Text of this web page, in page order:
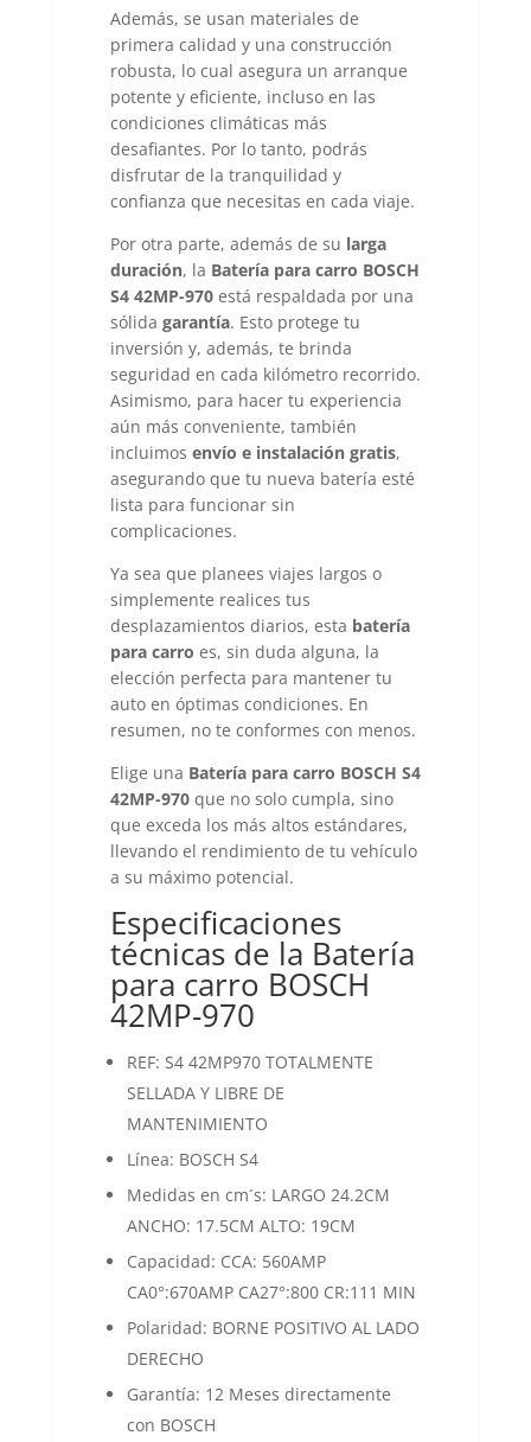
Además, se usan materiales de
primera calidad y una construcción
robusta, lo cual asegura un arranque
potente y eficiente, incluso en las
condiciones climáticas más
desafiantes. Por lo tanto, podrás
disfrutar de la tranquilidad y
confianza que necesitas en cada viaje.
Por otra parte, además de su larga
duración, la Batería para carro BOSCH
S4 42MP-970está respaldada por una
sólida garantía. Esto protege tu
inversión y, además, te brinda
seguridad en cada kilómetro recorrido.
Asimismo, para hacer tu experiencia
aún más conveniente, también
incluimos envío e instalación gratis,
asegurando que tu nueva batería esté
lista para funcionar sin
complicaciones.
Ya sea que planees viajes largos o
simplemente realices tus
desplazamientos diarios, esta batería
para carro es, sin duda alguna, la
elección perfecta para mantener tu
auto en óptimas condiciones. En
resumen, no te conformes con menos.
Elige una Batería para carro BOSCH S4
42MP-970que no solo cumpla, sino
que exceda los más altos estándares,
llevando el rendimiento de tu vehículo
a su máximo potencial.
Especificaciones
técnicas de la Batería
para carro BOSCH
42MP-970
REF: S4 42MP970 TOTALMENTE
SELLADA Y LIBRE DE
MANTENIMIENTO
Línea: BOSCH S4
Medidas en cm´s: LARGO 24.2CM
ANCHO: 17.5CM ALTO: 19CM
Capacidad: CCA: 560AMP
CA0°:670AMP CA27°:800 CR:111 MIN
Polaridad: BORNE POSITIVO AL LADO
DERECHO
Garantía: 12 Meses directamente
con BOSCH